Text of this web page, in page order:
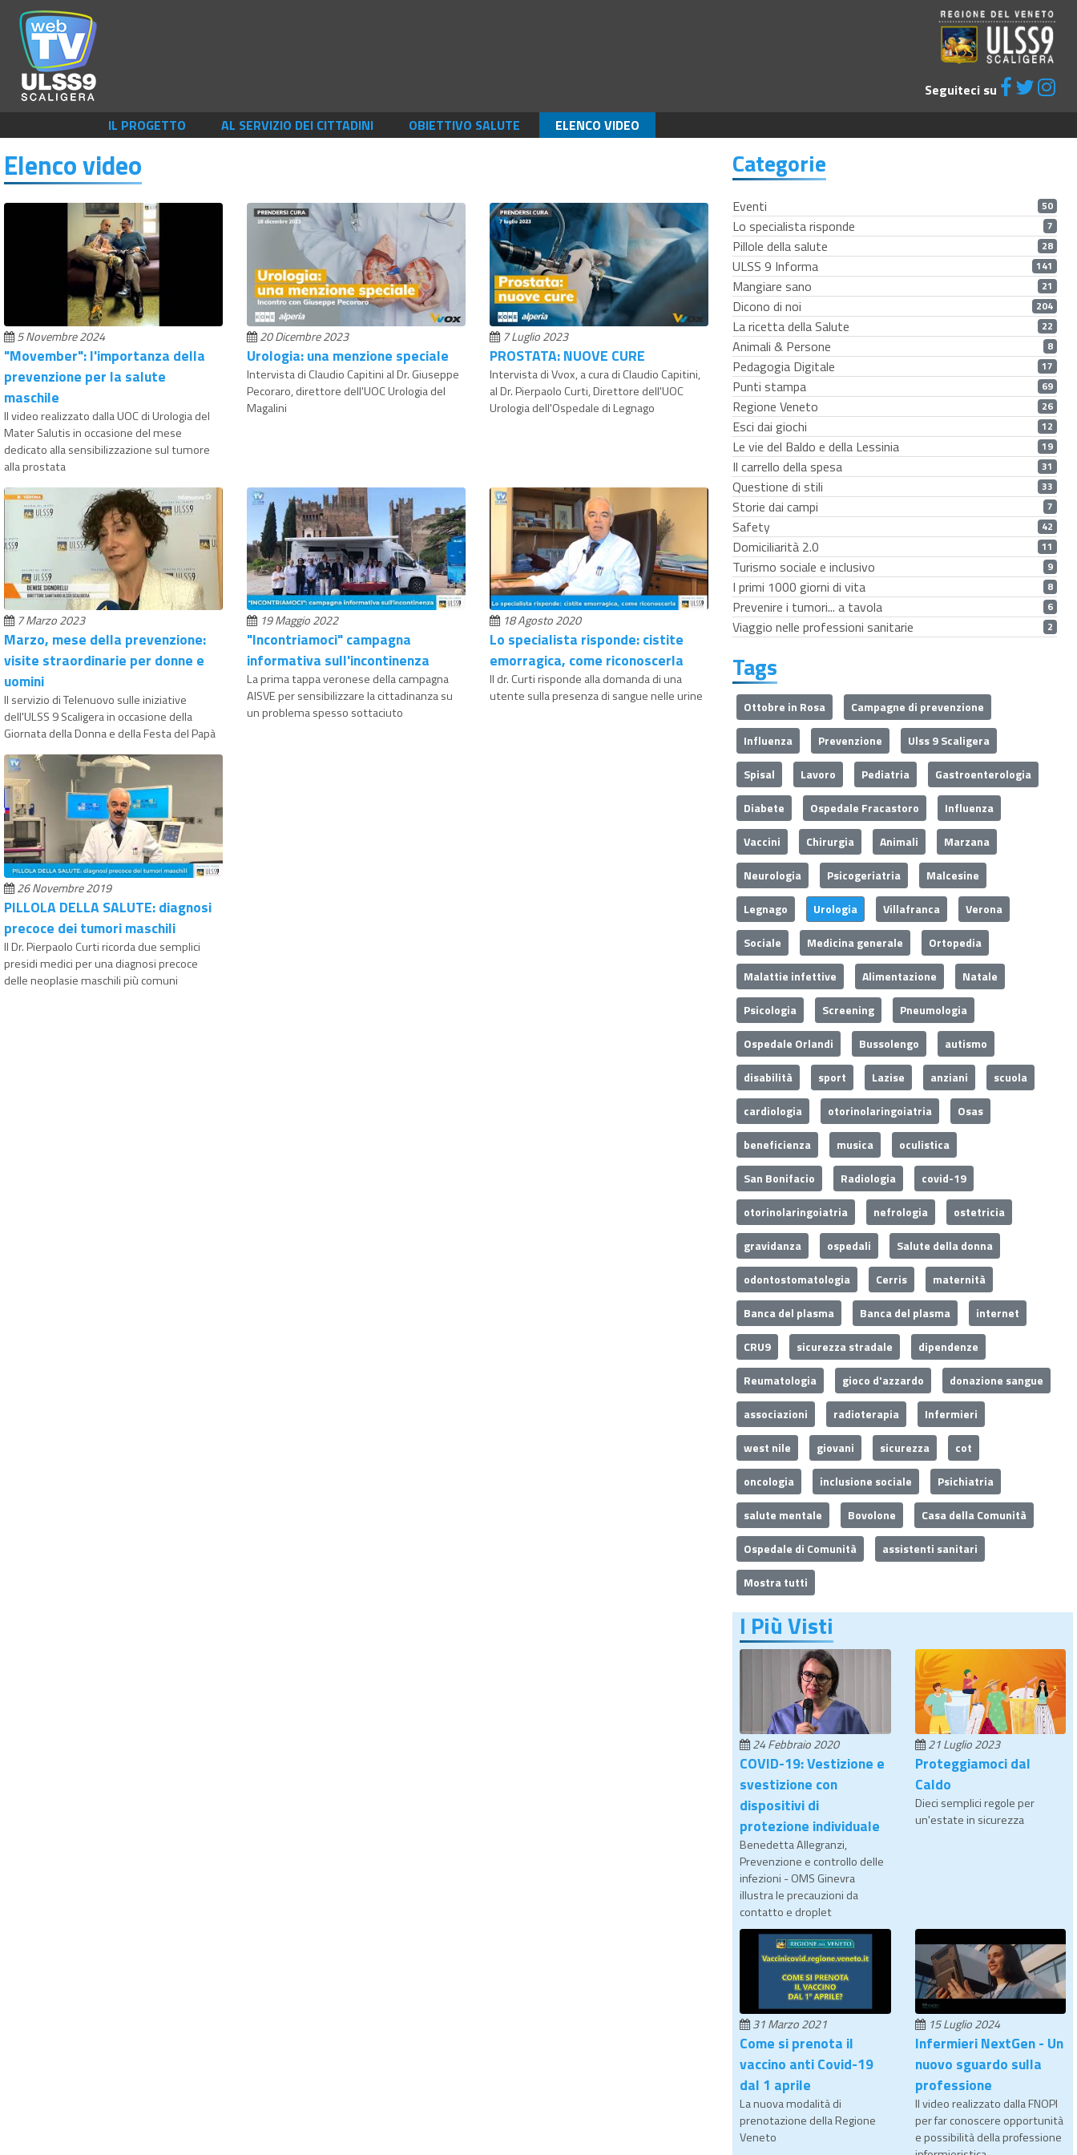
Seguiteci su
IL PROGETTO
AL SERVIZIO DEI CITTADINI OBIETTIVO SALUTE ELENCO VIDEO
Elenco video
5 Novembre 2024
"Movember": l'importanza della
prevenzione per la salute
maschile
Il video realizzato dalla UOC di Urologia del
Mater Salutis in occasione del mese
dedicato alla sensibilizzazione sul tumore
alla prostata
20 Dicembre 2023
Urologia: una menzione speciale
Intervista di Claudio Capitini al Dr. Giuseppe
Pecoraro, direttore dell'UOC Urologia del
Magalini
7 Luglio 2023
PROSTATA: NUOVE CURE
Intervista di Vvox, a cura di Claudio Capitini,
al Dr. Pierpaolo Curti, Direttore dell'UOC
Urologia dell'Ospedale di Legnago
7 Marzo 2023
Marzo, mese della prevenzione:
visite straordinarie per donne e
uomini
Il servizio di Telenuovo sulle iniziative
dell'ULSS 9 Scaligera in occasione della
Giornata della Donna e della Festa del Papà
19 Maggio 2022
"Incontriamoci" campagna
informativa sull'incontinenza
La prima tappa veronese della campagna
AISVE per sensibilizzare la cittadinanza su
un problema spesso sottaciuto
18 Agosto 2020
Lo specialista risponde: cistite
emorragica, come riconoscerla
Il dr. Curti risponde alla domanda di una
utente sulla presenza di sangue nelle urine
26 Novembre 2019
PILLOLA DELLA SALUTE: diagnosi
precoce dei tumori maschili
Il Dr. Pierpaolo Curti ricorda due semplici
presidi medici per una diagnosi precoce
delle neoplasie maschili più comuni
Categorie
Eventi 50
Lo specialista risponde 7
Pillole della salute 28
ULSS 9 Informa 141
Mangiare sano 21
Dicono di noi 204
La ricetta della Salute 22
Animali & Persone 8
Pedagogia Digitale 17
Punti stampa 69
Regione Veneto 26
Esci dai giochi 12
Le vie del Baldo e della Lessinia 19
Il carrello della spesa 31
Questione di stili 33
Storie dai campi 7
Safety 42
Domiciliarità 2.0 11
Turismo sociale e inclusivo 9
I primi 1000 giorni di vita 8
Prevenire i tumori... a tavola 6
Viaggio nelle professioni sanitarie 2
Tags
Ottobre in Rosa
Campagne di prevenzione
Influenza
Prevenzione
Ulss 9 Scaligera
Spisal
Lavoro Pediatria
Gastroenterologia
Diabete
Ospedale Fracastoro
Influenza
Vaccini
Chirurgia Animali
Marzana
Neurologia
Psicogeriatria
Malcesine
Legnago
Urologia Villafranca
Verona
Sociale
Medicina generale
Ortopedia
Malattie infettive
Alimentazione
Natale
Psicologia
Screening
Pneumologia
Ospedale Orlandi
Bussolengo
autismo
disabilità
sport Lazise anziani
scuola
cardiologia
otorinolaringoiatria
Osas
beneficienza
musica
oculistica
San Bonifacio
Radiologia
covid-19
otorinolaringoiatria
nefrologia
ostetricia
gravidanza
ospedali
Salute della donna
odontostomatologia
Cerris
maternità
Banca del plasma
Banca del plasma
internet
CRU9
sicurezza stradale
dipendenze
Reumatologia
gioco d'azzardo
donazione sangue
associazioni
radioterapia
Infermieri
west nile
giovani sicurezza
cot
oncologia
inclusione sociale
Psichiatria
salute mentale
Bovolone
Casa della Comunità
Ospedale di Comunità
assistenti sanitari
Mostra tutti
I Più Visti
24 Febbraio 2020
COVID-19: Vestizione e
svestizione con
dispositivi di
protezione individuale
Benedetta Allegranzi,
Prevenzione e controllo delle
infezioni - OMS Ginevra
illustra le precauzioni da
contatto e droplet
21 Luglio 2023
Proteggiamoci dal
Caldo
Dieci semplici regole per
un'estate in sicurezza
31 Marzo 2021
Come si prenota il
vaccino anti Covid-19
dal 1 aprile
La nuova modalità di
prenotazione della Regione
Veneto
15 Luglio 2024
Infermieri NextGen - Un
nuovo sguardo sulla
professione
Il video realizzato dalla FNOPI
per far conoscere opportunità
e possibilità della professione